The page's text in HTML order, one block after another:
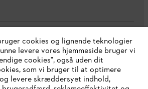
cookies og lignende teknologier
levere vores hjemmeside bruger vi
cookies", også uden dit
som vi bruger til at optimere
levere skræddersyet indhold,